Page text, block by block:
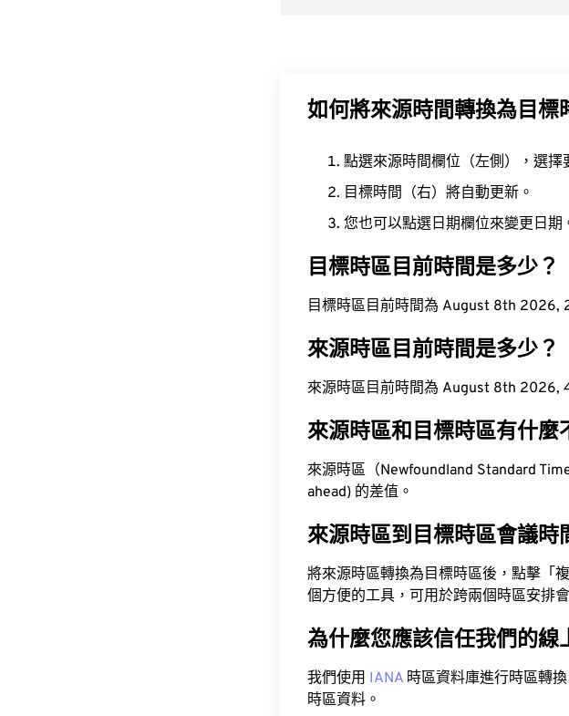
如何將來源時間轉換為目標
點選來源時間欄位（左側），選擇
目標時間（右）將自動更新。
您也可以點選日期欄位來變更日期
目標時區目前時間是多少？
目標時區目前時間為 August 8th 2026,
來源時區目前時間是多少？
來源時區目前時間為 August 8th 2026,
來源時區和目標時區有什麼
來源時區（Newfoundland Standard
ahead) 的差值。
來源時區到目標時區會議時
將來源時區轉換為目標時區後，點擊「
個方便的工具，可用於跨兩個時區安排
為什麼您應該信任我們的線
我們使用 IANA 時區資料庫進行時區轉
時區資料。